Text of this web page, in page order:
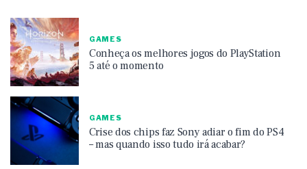
GAMES
Conheça os melhores jogos do PlayStation
5 até o momento
GAMES
Crise dos chips faz Sony adiar o fim do PS4
– mas quando isso tudo irá acabar?